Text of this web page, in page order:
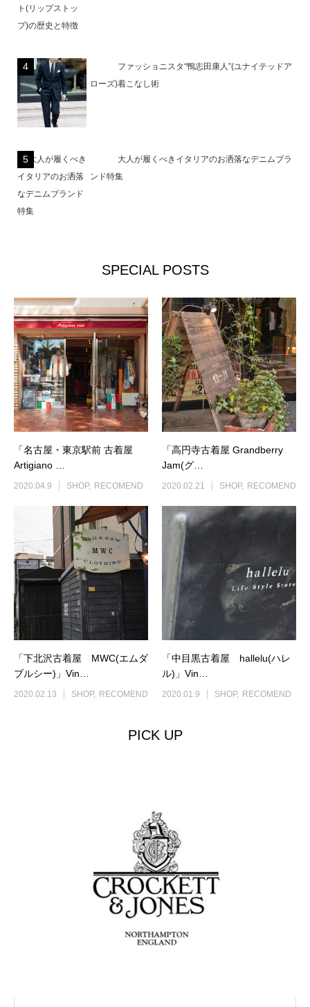
ファッショニスタ“鴨志田康人”(ユナイテッドア
ローズ)着こなし術
大人が履くべきイタリアのお洒落なデニムブラ
ンド特集
SPECIAL POSTS
「名古屋・東京駅前 古着屋
Artigiano …
2020.04.9 SHOP RECOMEND
「高円寺古着屋 Grandberry
Jam(グ…
2020.02.21 SHOP RECOMEND
「下北沢古着屋 MWC(エムダ
ブルシー)」Vin…
2020.02.13 SHOP RECOMEND
「中目黒古着屋 hallelu(ハレ
ル)」Vin…
2020.01.9 SHOP RECOMEND
PICK UP